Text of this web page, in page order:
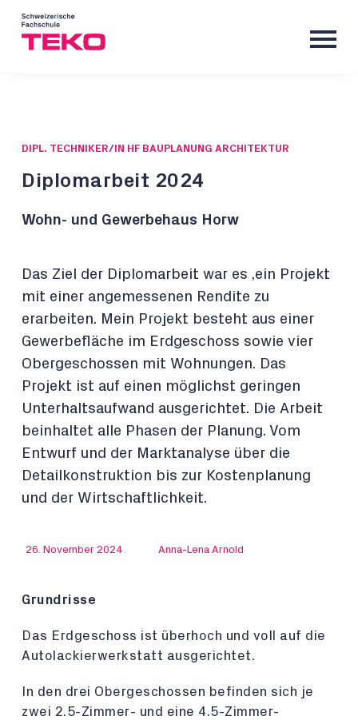
DIPL. TECHNIKER/IN HF BAUPLANUNG ARCHITEKTUR
Diplomarbeit 2024
Wohn- und Gewerbehaus Horw
Das Ziel der Diplomarbeit war es ,ein Projekt
mit einer angemessenen Rendite zu
erarbeiten. Mein Projekt besteht aus einer
Gewerbefläche im Erdgeschoss sowie vier
Obergeschossen mit Wohnungen. Das
Projekt ist auf einen möglichst geringen
Unterhaltsaufwand ausgerichtet. Die Arbeit
beinhaltet alle Phasen der Planung. Vom
Entwurf und der Marktanalyse über die
Detailkonstruktion bis zur Kostenplanung
und der Wirtschaftlichkeit.
26. November 2024 Anna-Lena Arnold
Grundrisse
Das Erdgeschoss ist überhoch und voll auf die
Autolackierwerkstatt ausgerichtet.
In den drei Obergeschossen befinden sich je
zwei 2.5-Zimmer- und eine 4.5-Zimmer-